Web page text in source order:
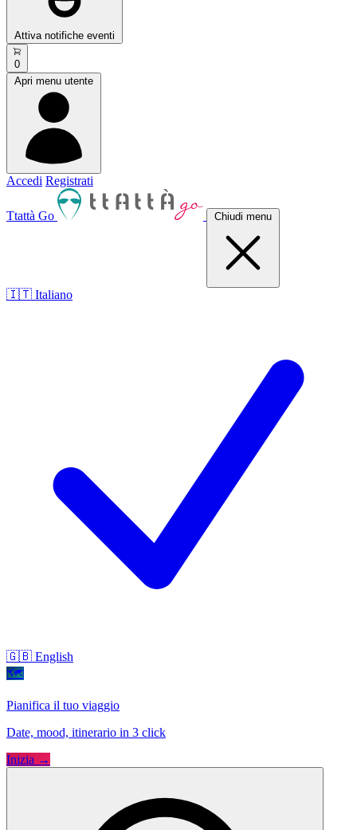
Attiva notifiche eventi
0
Apri menu utente
Accedi Registrati
Ttattà Go Chiudi menu
🇮🇹 Italiano
🇬🇧 English
🗺
Pianifica il tuo viaggio
Date, mood, itinerario in 3 click
Inizia →